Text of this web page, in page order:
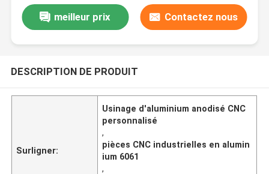
meilleur prix Contactez nous
DESCRIPTION DE PRODUIT
Surligner:
Usinage d'aluminium anodisé CNC
personnalisé
,
pièces CNC industrielles en alumin
ium 6061
,